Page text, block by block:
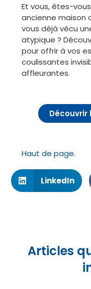
Et vous, êtes-
ancienne maison
vous déjà vécu
atypique ?
pour offrir à vos
coulissantes
affleurantes.
Découvrir
Haut de page.
LinkedIn
Articles